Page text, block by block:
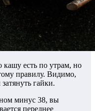
кашу есть по утрам, но
правилу. Видимо,
гайки.
минус 38, вы
переднее